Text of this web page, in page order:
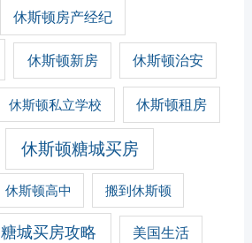
休斯顿房产经纪
休斯顿新房 休斯顿治安
休斯顿私立学校 休斯顿租房
休斯顿糖城买房
休斯顿高中 搬到休斯顿
糖城买房攻略 美国生活